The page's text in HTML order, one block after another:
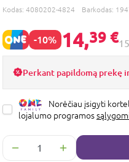
Kodas: 4080202-4824 Barkodas:
-10% 14,39 €
Perkant papildomą prekę
Norėčiau įsigyti
lojalumo programos